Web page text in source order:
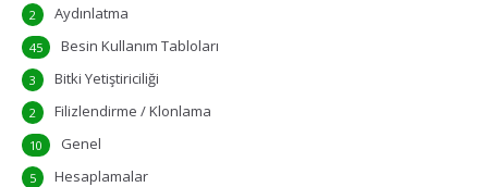
Aydınlatma
2
Besin Kullanım Tabloları
45
Bitki Yetiştiriciliği
3
Filizlendirme / Klonlama
2
Genel
10
Hesaplamalar
5